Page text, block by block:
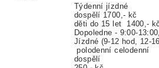
Týdenní jízdné
dospělí 1700,- kč
děti do 15 let 1400,- kč
Dopoledne - 9:00-
Jízdné (9-12 hod, 12-
polodenní celodenní
dospělí